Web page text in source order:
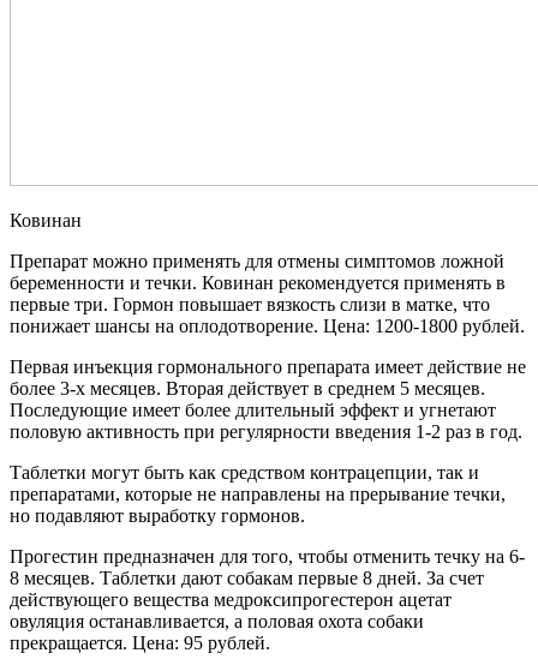
Ковинан
Препарат можно применять для отмены симптомов ложной
беременности и течки. Ковинан рекомендуется применять в
первые три. Гормон повышает вязкость слизи в матке, что
понижает шансы на оплодотворение. Цена: 1200-1800 рублей.
Первая инъекция гормонального препарата имеет действие не
более 3-х месяцев. Вторая действует в среднем 5 месяцев.
Последующие имеет более длительный эффект и угнетают
половую активность при регулярности введения 1-2 раз в год.
Таблетки могут быть как средством контрацепции, так и
препаратами, которые не направлены на прерывание течки,
но подавляют выработку гормонов.
Прогестин предназначен для того, чтобы отменить течку на 6-
8 месяцев. Таблетки дают собакам первые 8 дней. За счет
действующего вещества медроксипрогестерон ацетат
овуляция останавливается, а половая охота собаки
прекращается. Цена: 95 рублей.